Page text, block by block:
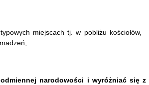
miejscach tj. w pobliżu kościołów,
narodowości i wyróżniać się z